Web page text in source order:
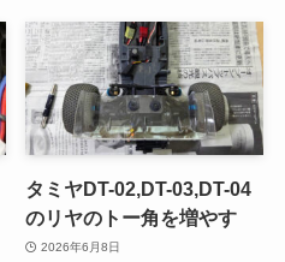
タミヤDT-02,DT-03,DT-04
のリヤのトー角を増やす
2026年6月8日